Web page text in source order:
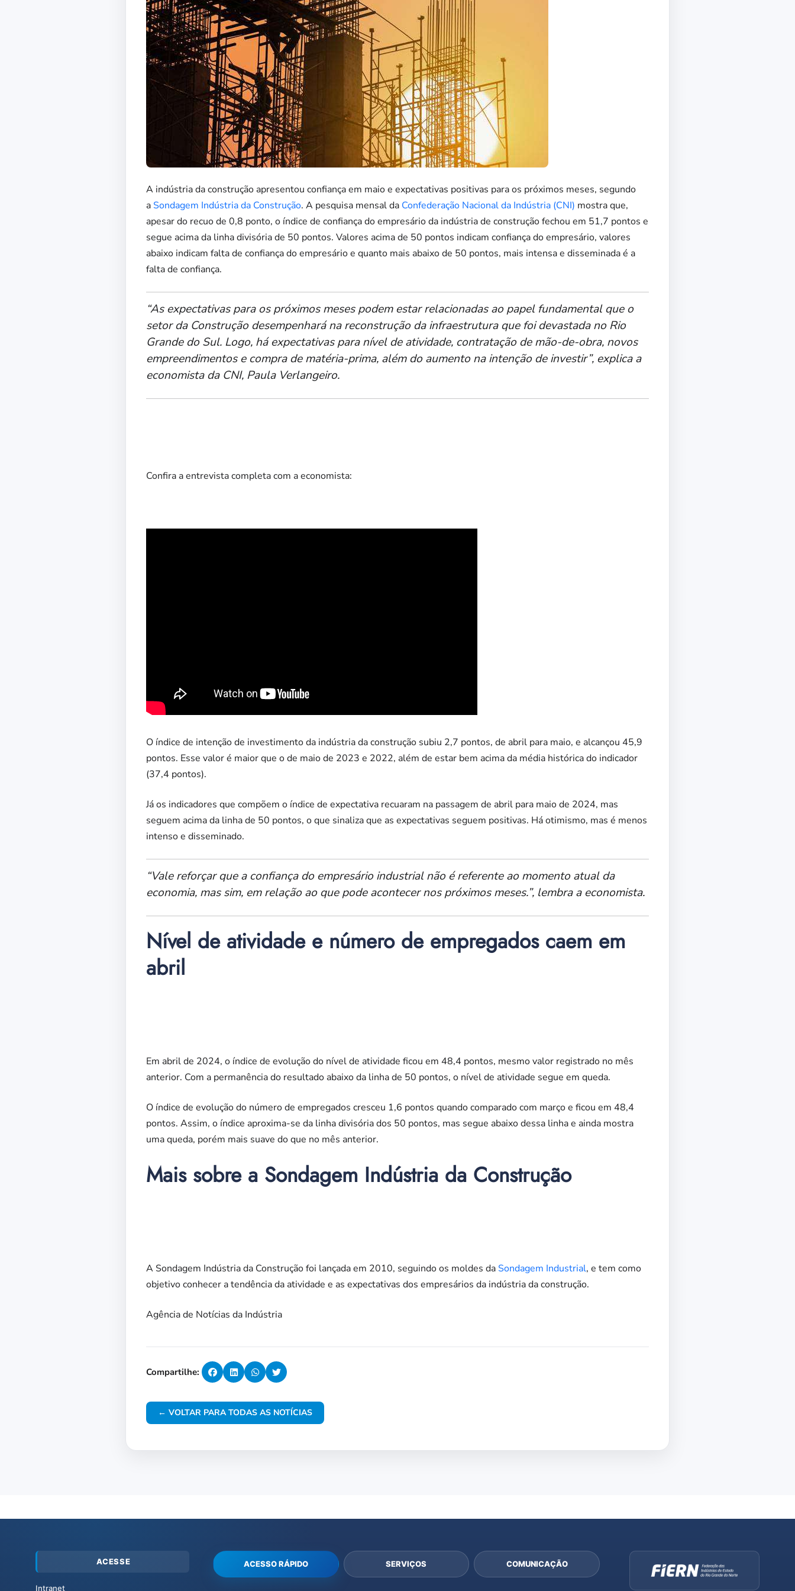
A indústria da construção apresentou confiança em maio e expectativas positivas para os próximos meses, segundo
a Sondagem Indústria da Construção. A pesquisa mensal da Confederação Nacional da Indústria (CNI) mostra que,
apesar do recuo de 0,8 ponto, o índice de confiança do empresário da indústria de construção fechou em 51,7 pontos e
segue acima da linha divisória de 50 pontos. Valores acima de 50 pontos indicam confiança do empresário, valores
abaixo indicam falta de confiança do empresário e quanto mais abaixo de 50 pontos, mais intensa e disseminada é a
falta de confiança.
“As expectativas para os próximos meses podem estar relacionadas ao papel fundamental que o
setor da Construção desempenhará na reconstrução da infraestrutura que foi devastada no Rio
Grande do Sul. Logo, há expectativas para nível de atividade, contratação de mão-de-obra, novos
empreendimentos e compra de matéria-prima, além do aumento na intenção de investir”, explica a
economista da CNI, Paula Verlangeiro.
Confira a entrevista completa com a economista:
O índice de intenção de investimento da indústria da construção subiu 2,7 pontos, de abril para maio, e alcançou 45,9
pontos. Esse valor é maior que o de maio de 2023 e 2022, além de estar bem acima da média histórica do indicador
(37,4 pontos).
Já os indicadores que compõem o índice de expectativa recuaram na passagem de abril para maio de 2024, mas
seguem acima da linha de 50 pontos, o que sinaliza que as expectativas seguem positivas. Há otimismo, mas é menos
intenso e disseminado.
“Vale reforçar que a confiança do empresário industrial não é referente ao momento atual da
economia, mas sim, em relação ao que pode acontecer nos próximos meses.”, lembra a economista.
Nível de atividade e número de empregados caem em
abril
Em abril de 2024, o índice de evolução do nível de atividade ficou em 48,4 pontos, mesmo valor registrado no mês
anterior. Com a permanência do resultado abaixo da linha de 50 pontos, o nível de atividade segue em queda.
O índice de evolução do número de empregados cresceu 1,6 pontos quando comparado com março e ficou em 48,4
pontos. Assim, o índice aproxima-se da linha divisória dos 50 pontos, mas segue abaixo dessa linha e ainda mostra
uma queda, porém mais suave do que no mês anterior.
Mais sobre a Sondagem Indústria da Construção
A Sondagem Indústria da Construção foi lançada em 2010, seguindo os moldes da Sondagem Industrial, e tem como
objetivo conhecer a tendência da atividade e as expectativas dos empresários da indústria da construção.
Agência de Notícias da Indústria
Compartilhe:
← VOLTAR PARA TODAS AS NOTÍCIAS
ACESSE
Intranet
ACESSO RÁPIDO SERVIÇOS COMUNICAÇÃO